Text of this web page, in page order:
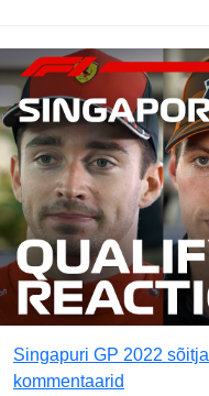
Singapuri GP 2022
kommentaarid